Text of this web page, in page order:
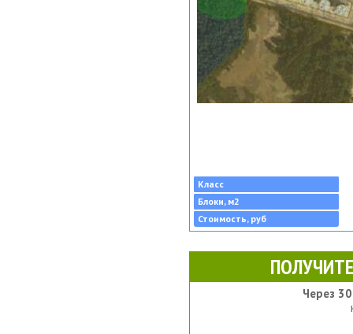
Класс
Блоки, м2
Стоимость, руб
Через